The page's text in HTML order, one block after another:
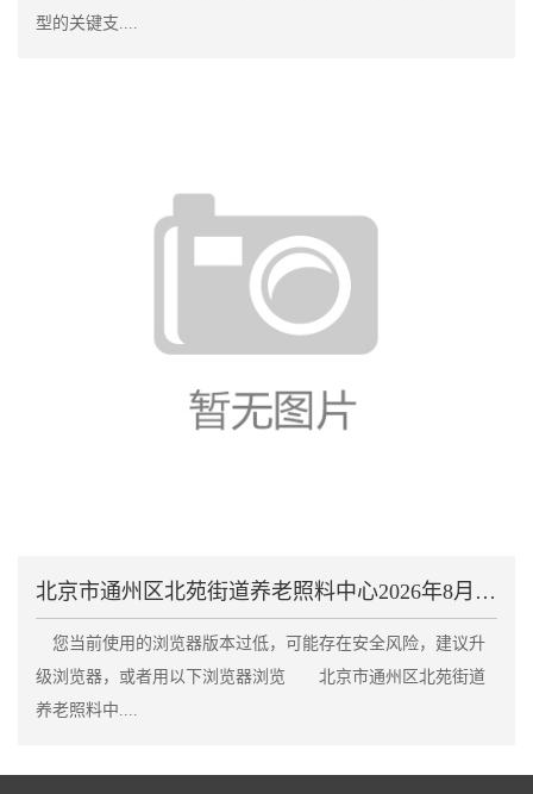
型的关键支....
北京市通州区北苑街道养老照料中心2026年8月收费
您当前使用的浏览器版本过低，可能存在安全风险，建议升
级浏览器，或者用以下浏览器浏览 北京市通州区北苑街道
养老照料中....